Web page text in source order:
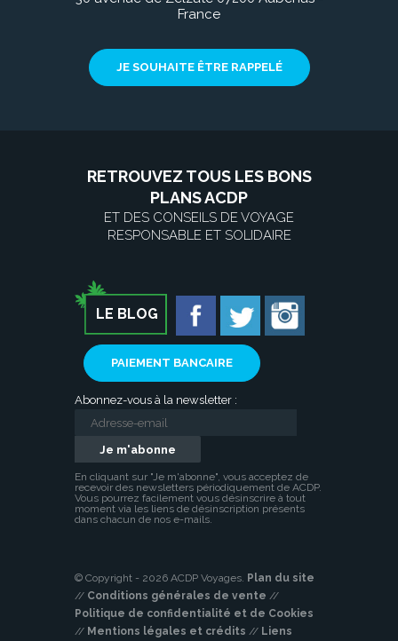
France
JE SOUHAITE ÊTRE RAPPELÉ
RETROUVEZ TOUS LES BONS
PLANS ACDP
ET DES CONSEILS DE VOYAGE
RESPONSABLE ET SOLIDAIRE
LE BLOG
PAIEMENT BANCAIRE
Abonnez-vous à la newsletter :
En cliquant sur "Je m'abonne", vous acceptez de
recevoir des newsletters périodiquement de ACDP.
Vous pourrez facilement vous désinscrire à tout
moment via les liens de désinscription présents
dans chacun de nos e-mails.
© Copyright - 2026 ACDP Voyages. Plan du site
// Conditions générales de vente //
Politique de confidentialité et de Cookies
// Mentions légales et crédits // Liens